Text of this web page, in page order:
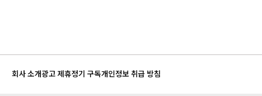
회사 소개광고 제휴정기 구독개인정보 취급 방침